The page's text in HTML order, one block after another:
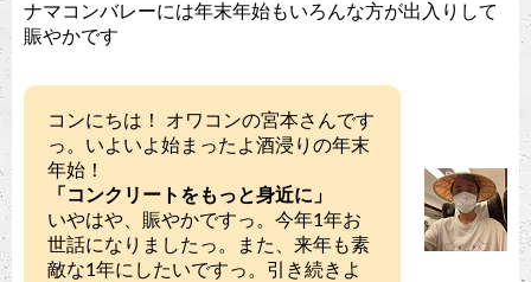
ナマコンバレーには年末年始もいろんな方が出入りして
賑やかです
コンにちは！ オワコンの宮本さんです
っ。いよいよ始まったよ酒浸りの年末
年始！
「コンクリートをもっと身近に」
いやはや、賑やかですっ。今年1年お
世話になりましたっ。また、来年も素
敵な1年にしたいですっ。引き続きよ